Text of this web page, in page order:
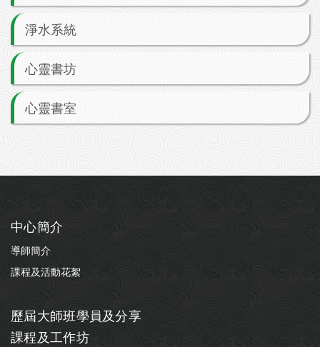
淨水系統
心靈書坊
心靈書室
中心簡介
導師簡介
課程及活動花絮
歷屆大師班學員及分享
課程及工作坊